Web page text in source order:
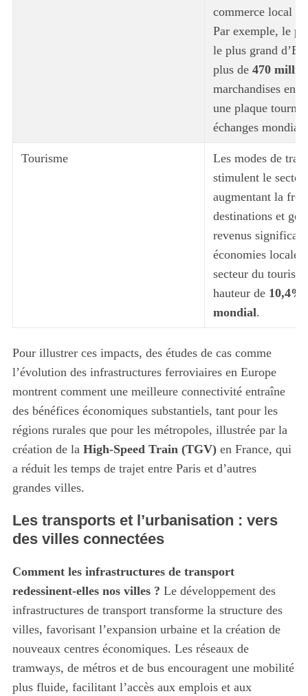
commerce local
Par exemple, le
le plus grand
plus de470
marchandises en
une plaque
échanges
Tourisme
Les modes de
stimulent le
augmentant la
destinations et
revenus
économies
secteur du
hauteur de10,4%
mondial.
Pour illustrer ces impacts, des études de cas comme
l’évolution des infrastructures ferroviaires en Europe
montrent comment une meilleure connectivité entraîne
des bénéfices économiques substantiels, tant pour les
régions rurales que pour les métropoles, illustrée par la
création de la High-Speed Train (TGV)en France, qui
a réduit les temps de trajet entre Paris et d’autres
grandes villes.
Les transports et l’urbanisation : vers
des villes connectées
Comment les infrastructures de transport
redessinent-elles nos villes ? Le développement des
infrastructures de transport transforme la structure des
villes, favorisant l’expansion urbaine et la création de
nouveaux centres économiques. Les réseaux de
tramways, de métros et de bus encouragent une mobilité
plus fluide, facilitant l’accès aux emplois et aux